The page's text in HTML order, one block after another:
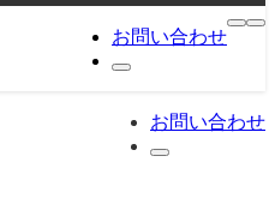
お問い合わせ
お問い合わせ